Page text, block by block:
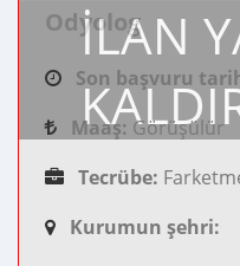
İLAN
Odyolog
Son başvuru
Maaş: Görüşülür
Tecrübe:
Kurumun şehri: